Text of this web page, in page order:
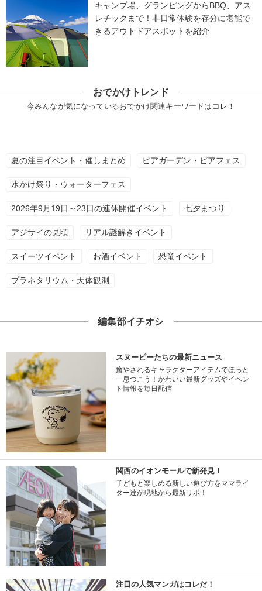
キャンプ場、グランピングからBBQ、アス
レチックまで！非日常体験を存分に堪能で
きるアウトドアスポットを紹介
おでかけトレンド
今みんなが気になっているおでかけ関連キーワードはコレ！
夏の注目イベント・催しまとめ ビアガーデン・ビアフェス
水かけ祭り・ウォーターフェス
2026年9月19日～23日の連休開催イベント 七夕まつり
アジサイの見頃 リアル謎解きイベント
スイーツイベント お酒イベント 恐竜イベント
プラネタリウム・天体観測
編集部イチオシ
スヌーピーたちの最新ニュース
癒やされるキャラクターアイテムでほっと
一息つこう！かわいい最新グッズやイベン
ト情報を毎日配信
関西のイオンモールで新発見！
子どもと楽しめる新しい遊び方をママライ
ター達が現地から最新リポ！
注目の人気マンガはコレだ！